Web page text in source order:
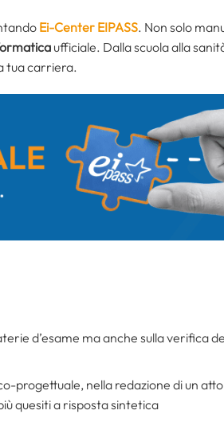
Ei-Center EIPASS. Non solo
ufficiale. Dalla scuola alla
tua carriera.
d’esame ma anche sulla verifica
progettuale, nella redazione di un
quesiti a risposta sintetica